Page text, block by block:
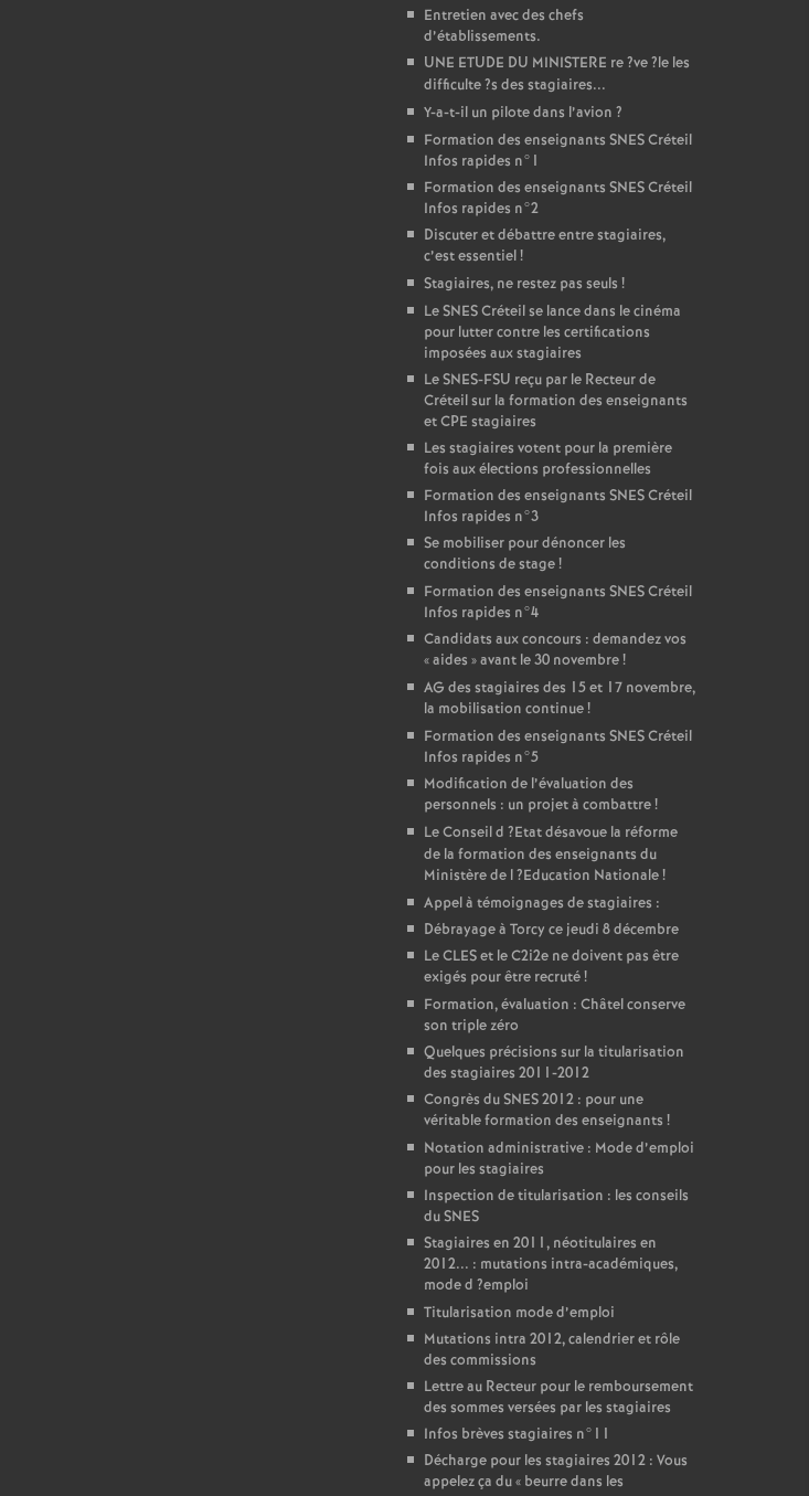
Entretien avec des chefs
d’établissements.
UNE ETUDE DU MINISTERE re?ve?le les
difficulte?s des stagiaires...
Y-a-t-il un pilote dans l’avion ?
Formation des enseignants SNESCréteil
Infos rapides n°1
Formation des enseignants SNESCréteil
Infos rapides n°2
Discuter et débattre entre stagiaires,
c’est essentiel!
Stagiaires, ne restez pas seuls !
LeSNESCréteil se lance dans le cinéma
pour lutter contre les certifications
imposées aux stagiaires
LeSNES-FSU reçu par le Recteur de
Créteil sur la formation des enseignants
etCPE stagiaires
Les stagiaires votent pour la première
fois aux élections professionnelles
Formation des enseignants SNESCréteil
Infos rapides n°3
Se mobiliser pour dénoncer les
conditions de stage!
Formation des enseignants SNESCréteil
Infos rapides n°4
Candidats aux concours : demandez vos
«aides » avant le 30 novembre!
AG des stagiaires des 15 et 17 novembre,
la mobilisation continue!
Formation des enseignants SNESCréteil
Infos rapides n°5
Modification de l’évaluation des
personnels : un projet à combattre!
Le Conseil d ?Etat désavoue la réforme
de la formation des enseignants du
Ministère de l?Education Nationale!
Appel à témoignages de stagiaires :
Débrayage à Torcy ce jeudi 8 décembre
LeCLESet le C2i2e ne doivent pas être
exigés pour être recruté!
Formation, évaluation : Châtel conserve
son triple zéro
Quelques précisions sur la titularisation
des stagiaires 2011-2012
Congrès duSNES2012 : pour une
véritable formation des enseignants !
Notation administrative : Mode d’emploi
pour les stagiaires
Inspection de titularisation : les conseils
duSNES
Stagiaires en 2011, néotitulaires en
2012... : mutations intra-académiques,
mode d ?emploi
Titularisation mode d’emploi
Mutations intra 2012, calendrier et rôle
des commissions
Lettre au Recteur pour le remboursement
des sommes versées par les stagiaires
Infos brèves stagiaires n°11
Décharge pour les stagiaires 2012 : Vous
appelez ça du « beurre dans les